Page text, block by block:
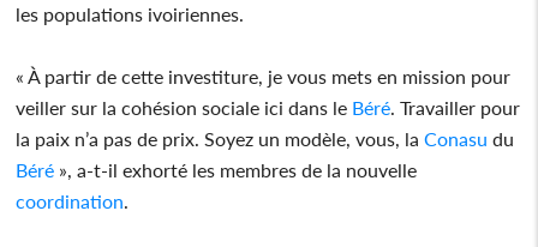
les populations ivoiriennes.
« À partir de cette investiture, je vous mets en mission pour
veiller sur la cohésion sociale ici dans le Béré . Travailler pour
la paix n’a pas de prix. Soyez un modèle, vous, laConasu du
Béré », a-t-il exhorté les membres de la nouvelle
coordination